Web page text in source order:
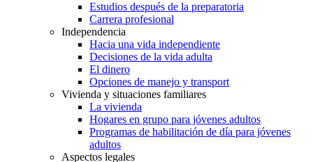
Estudios después de la preparatoria
Carrera profesional
Independencia
Hacia una vida independiente
Decisiones de la vida adulta
El dinero
Opciones de manejo y transport
Vivienda y situaciones familiares
La vivienda
Hogares en grupo para jóvenes adultos
Programas de habilitación de día para jóvenes
adultos
Aspectos legales